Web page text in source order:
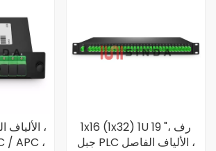
1x16 (1x32) 1U 19 "، رف
جبل PLC الألياف الفاصل ،